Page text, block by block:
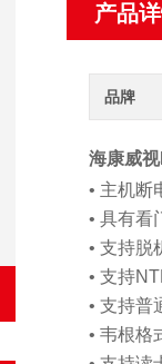
产品
品牌
海康威
• 主机断
• 具有看
• 支持脱
• 支持
• 支持普
• 韦根格